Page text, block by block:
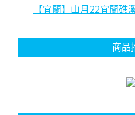
【宜蘭】山月22宜蘭
商品